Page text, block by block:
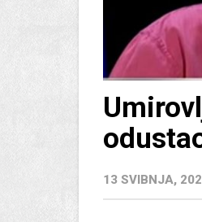
13 SVIBNJA,